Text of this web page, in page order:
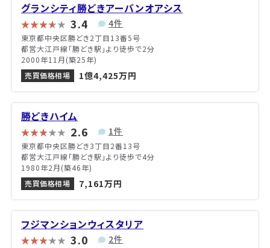
グランシティ勝どきアーバンオアシス
3.4 4件
東京都中央区勝どき2丁目13番5号
都営大江戸線「勝どき駅」より徒歩で2分
2000年11月(築25年)
売買価格相場
1億4,425万円
勝どきハイム
2.6 1件
東京都中央区勝どき3丁目2番13号
都営大江戸線「勝どき駅」より徒歩で4分
1980年2月(築46年)
売買価格相場
7,161万円
フジマンションウィスタリア
3.0 2件